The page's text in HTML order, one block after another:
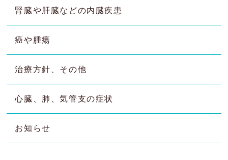
腎臓や肝臓などの内臓疾患
癌や腫瘍
治療方針、その他
心臓、肺、気管支の症状
お知らせ